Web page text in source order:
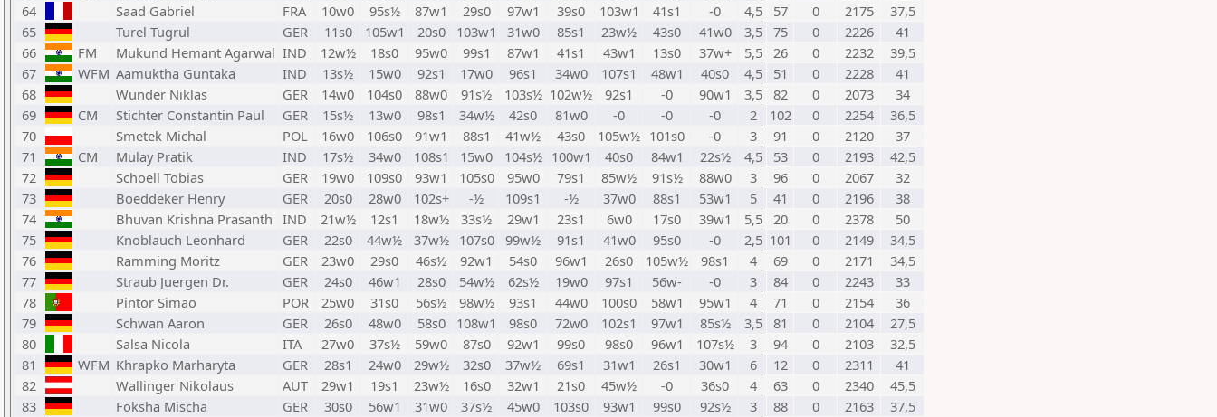
64
Saad Gabriel FRA 10w0 95s½ 87w1 29s0 97w1 39s0 103w1 41s1 -0 4,5 57 0 2175
37,5
65
Turel Tugrul GER 11s0 105w1 20s0 103w1 31w0 85s1 23w½ 43s0 41w0 3,5 75 0 2226
41
66
FM Mukund Hemant Agarwal IND 12w½ 18s0 95w0 99s1 87w1 41s1 43w1 13s0 37w+ 5,5 26 0 2232
39,5
67
WFM Aamuktha Guntaka IND 13s½ 15w0 92s1 17w0 96s1 34w0 107s1 48w1 40s0 4,5 51 0 2228
41
68
Wunder Niklas GER 14w0 104s0 88w0 91s½ 103s½ 102w½ 92s1 -0 90w1 3,5 82 0 2073
34
69
CM Stichter Constantin Paul GER 15s½ 13w0 98s1 34w½ 42s0 81w0 -0 -0 -0 2 102 0 2254
36,5
70
Smetek Michal POL 16w0 106s0 91w1 88s1 41w½ 43s0 105w½ 101s0 -0 3 91 0 2120
37
71
CM Mulay Pratik IND 17s½ 34w0 108s1 15w0 104s½ 100w1 40s0 84w1 22s½ 4,5 53 0 2193
42,5
72
Schoell Tobias GER 19w0 109s0 93w1 105s0 95w0 79s1 85w½ 91s½ 88w0 3 96 0 2067
32
73
Boeddeker Henry GER 20s0 28w0 102s+ -½ 109s1 -½ 37w0 88s1 53w1 5 41 0 2196
38
74
Bhuvan Krishna Prasanth IND 21w½ 12s1 18w½ 33s½ 29w1 23s1 6w0 17s0 39w1 5,5 20 0 2378
50
75
Knoblauch Leonhard GER 22s0 44w½ 37w½ 107s0 99w½ 91s1 41w0 95s0 -0 2,5 101 0 2149
34,5
76
Ramming Moritz GER 23w0 29s0 46s½ 92w1 54s0 96w1 26s0 105w½ 98s1 4 69 0 2171
34,5
77
Straub Juergen Dr. GER 24s0 46w1 28s0 54w½ 62s½ 19w0 97s1 56w- -0 3 84 0 2243
33
78
Pintor Simao POR 25w0 31s0 56s½ 98w½ 93s1 44w0 100s0 58w1 95w1 4 71 0 2154
36
79
Schwan Aaron GER 26s0 48w0 58s0 108w1 98s0 72w0 102s1 97w1 85s½ 3,5 81 0 2104
27,5
80
Salsa Nicola ITA 27w0 37s½ 59w0 87s0 92w1 99s0 98s0 96w1 107s½ 3 94 0 2103
32,5
81
WFM Khrapko Marharyta GER 28s1 24w0 29w½ 32s0 37w½ 69s1 31w1 26s1 30w1 6 12 0 2311
41
82
Wallinger Nikolaus AUT 29w1 19s1 23w½ 16s0 32w1 21s0 45w½ -0 36s0 4 63 0 2340
45,5
83
Foksha Mischa GER 30s0 56w1 31w0 37s½ 45w0 103s0 93w1 99s0 92s½ 3 88 0 2163
37,5